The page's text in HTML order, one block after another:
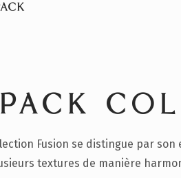
Fusion se distingue par
textures de manière